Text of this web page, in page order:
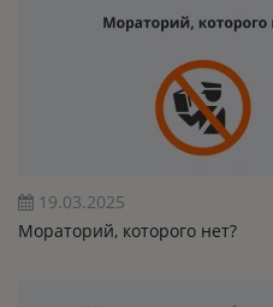
19.03.2025
Мораторий, которого нет?